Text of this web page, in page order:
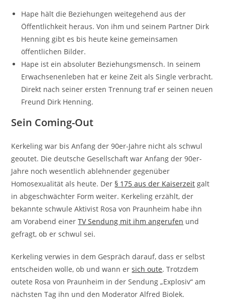
Hape hält die Beziehungen weitegehend aus der
Öffentlichkeit heraus. Von ihm und seinem Partner Dirk
Henning gibt es bis heute keine gemeinsamen
öffentlichen Bilder.
Hape ist ein absoluter Beziehungsmensch. In seinem
Erwachsenenleben hat er keine Zeit als Single verbracht.
Direkt nach seiner ersten Trennung traf er seinen neuen
Freund Dirk Henning.
Sein Coming-Out
Kerkeling war bis Anfang der 90er-Jahre nicht als schwul
geoutet. Die deutsche Gesellschaft war Anfang der 90er-
Jahre noch wesentlich ablehnender gegenüber
Homosexualität als heute. Der § 175 aus der Kaiserzeit galt
in abgeschwächter Form weiter. Kerkeling erzählt, der
bekannte schwule Aktivist Rosa von Praunheim habe ihn
am Vorabend einerTV Sendung mit ihm angerufen und
gefragt, ob er schwul sei.
Kerkeling verwies in dem Gespräch darauf, dass er selbst
entscheiden wolle, ob und wann ersich oute. Trotzdem
outete Rosa von Praunheim in der Sendung „Explosiv“ am
nächsten Tag ihn und den Moderator Alfred Biolek.